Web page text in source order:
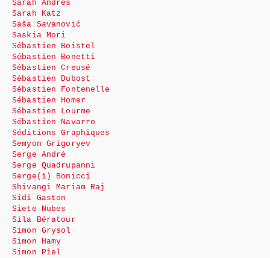
Sarah Andres
Sarah Katz
Saša Savanović
Saskia Mori
Sébastien Boistel
Sébastien Bonetti
Sébastien Creusé
Sébastien Dubost
Sébastien Fontenelle
Sébastien Homer
Sébastien Lourme
Sébastien Navarro
Séditions Graphiques
Semyon Grigoryev
Serge André
Serge Quadrupanni
Serge(ï) Bonicci
Shivangi Mariam Raj
Sidi Gaston
Siete Nubes
Sila Bératour
Simon Grysol
Simon Hamy
Simon Piel